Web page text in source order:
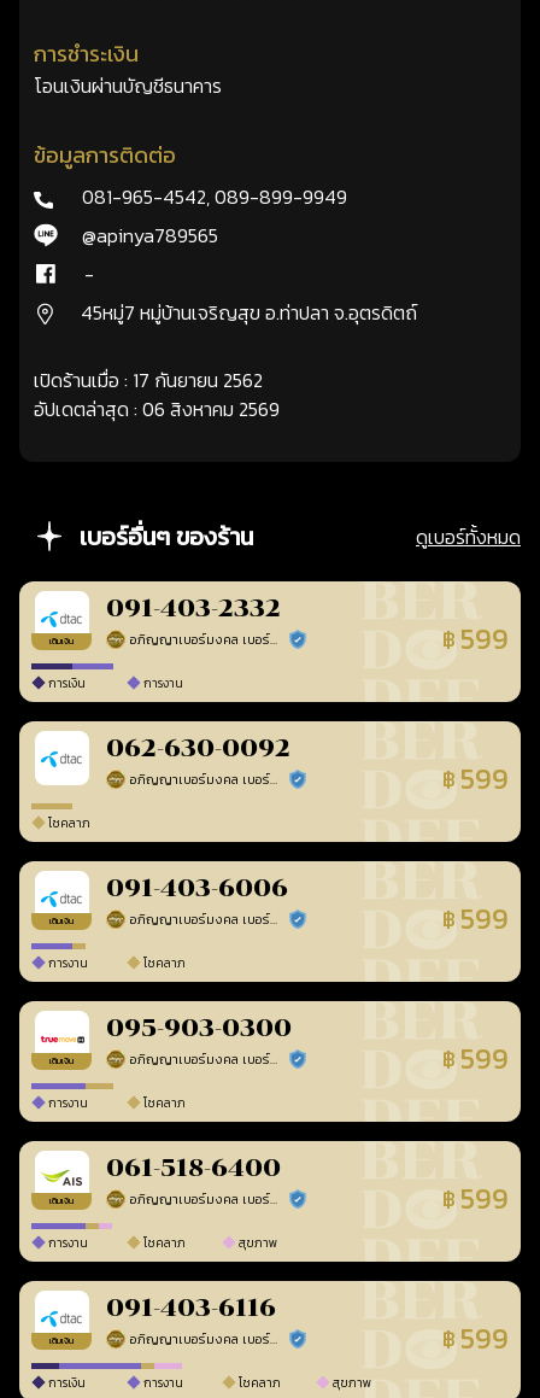
การชำระเงิน
โอนเงินผ่านบัญชีธนาคาร
ข้อมูลการติดต่อ
081-965-4542,089-899-9949
@apinya789565
-
45หมู่7 หมู่บ้านเจริญสุข อ.ท่าปลา จ.อุตรดิตถ์
เปิดร้านเมื่อ : 17 กันยายน 2562
อัปเดตล่าสุด : 06 สิงหาคม 2569
เบอร์อื่นๆ ของร้าน ดูเบอร์ทั้งหมด
เติมเงิน
091-403-2332
อภิญญาเบอร์มงคล เบอร์สวยเลขศาสตร์ ร้านยืนยันแล้ว ฿ 599
การเงิน การงาน
062-630-0092
อภิญญาเบอร์มงคล เบอร์สวยเลขศาสตร์ ร้านยืนยันแล้ว ฿ 599
โชคลาภ
เติมเงิน
091-403-6006
อภิญญาเบอร์มงคล เบอร์สวยเลขศาสตร์ ร้านยืนยันแล้ว ฿ 599
การงาน โชคลาภ
เติมเงิน
095-903-0300
อภิญญาเบอร์มงคล เบอร์สวยเลขศาสตร์ ร้านยืนยันแล้ว ฿ 599
การงาน โชคลาภ
เติมเงิน
061-518-6400
อภิญญาเบอร์มงคล เบอร์สวยเลขศาสตร์ ร้านยืนยันแล้ว ฿ 599
การงาน โชคลาภ สุขภาพ
เติมเงิน
091-403-6116
อภิญญาเบอร์มงคล เบอร์สวยเลขศาสตร์ ร้านยืนยันแล้ว ฿ 599
การเงิน การงาน โชคลาภ สุขภาพ